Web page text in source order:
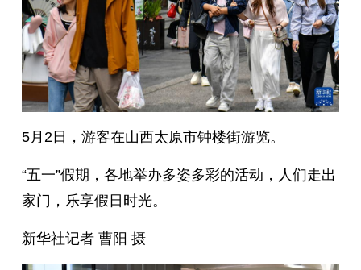
5月2日，游客在山西太原市钟楼街游览。
“五一”假期，各地举办多姿多彩的活动，人们走出
家门，乐享假日时光。
新华社记者 曹阳 摄